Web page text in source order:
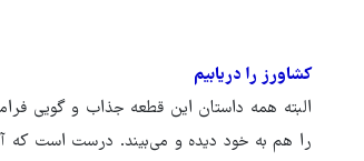
کشاورز را دریابیم
البته همه داستان این قطعه جذاب و گویی
را هم به خود دیده و می‌بیند. درست است که